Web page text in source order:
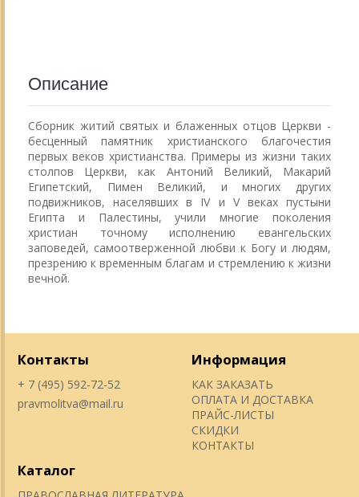
Описание
Сборник житий святых и блаженных отцов Церкви -
бесценный памятник христианского благочестия
первых веков христианства. Примеры из жизни таких
столпов Церкви, как Антоний Великий, Макарий
Египетский, Пимен Великий, и многих других
подвижников, населявших в IV и V веках пустыни
Египта и Палестины, учили многие поколения
христиан точному исполнению евангельских
заповедей, самоотверженной любви к Богу и людям,
презрению к временным благам и стремлению к жизни
вечной.
Контакты
+ 7 (495) 592-72-52
pravmolitva@mail.ru
Информация
КАК ЗАКАЗАТЬ
ОПЛАТА И ДОСТАВКА
ПРАЙС-ЛИСТЫ
СКИДКИ
КОНТАКТЫ
Каталог